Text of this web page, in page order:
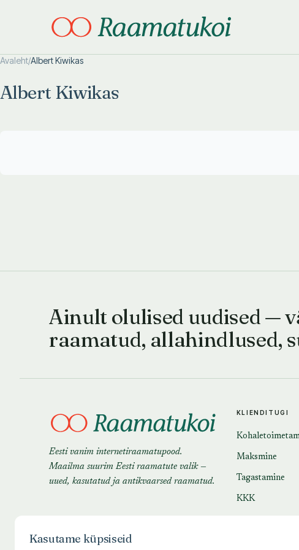
Avaleht/Albert Kiwikas
Albert Kiwikas
Ainult olulised uudised —
raamatud, allahindlused,
Eesti vanim internetiraamatupood.
Maailma suurim Eesti raamatute valik —
uued, kasutatud ja antikvaarsed raamatud.
KLIENDITUGI
Maksmine
Tagastamine
KKK
Kasutame küpsiseid